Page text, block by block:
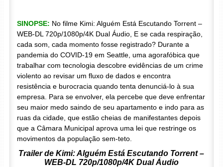
SINOPSE: No filme Kimi: Alguém Está Escutando Torrent –
WEB-DL 720p/1080p/4K Dual Áudio, E se cada respiração,
cada som, cada momento fosse registrado? Durante a
pandemia do COVID-19 em Seattle, uma agorafóbica que
trabalhar com tecnologia descobre evidências de um crime
violento ao revisar um fluxo de dados e encontra
resistência e burocracia quando tenta denunciá-lo à sua
empresa. Para se envolver, ela percebe que deve enfrentar
seu maior medo saindo de seu apartamento e indo para as
ruas da cidade, que estão cheias de manifestantes depois
que a Câmara Municipal aprova uma lei que restringe os
movimentos da população sem-teto.
Trailer de Kimi: Alguém Está Escutando Torrent –
WEB-DL 720p/1080p/4K Dual Áudio